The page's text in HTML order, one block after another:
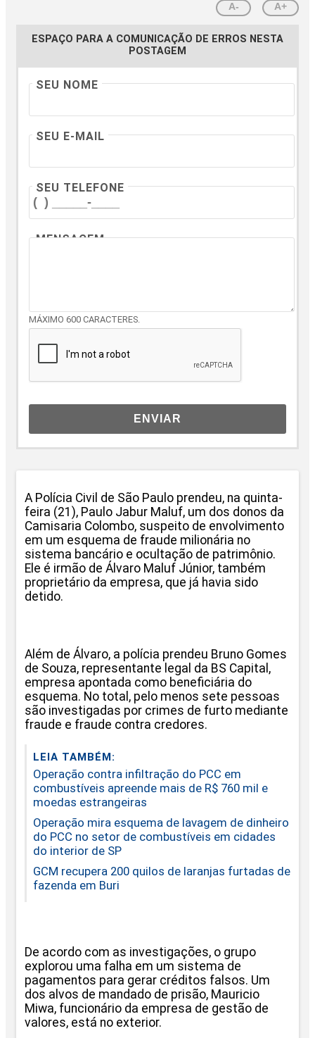
A- A+
ESPAÇO PARA A COMUNICAÇÃO DE ERROS NESTA
POSTAGEM
SEU NOME
SEU E-MAIL
SEU TELEFONE
MENSAGEM
MÁXIMO 600 CARACTERES.
ENVIAR
A Polícia Civil de São Paulo prendeu, na quinta-
feira (21), Paulo Jabur Maluf, um dos donos da
Camisaria Colombo, suspeito de envolvimento
em um esquema de fraude milionária no
sistema bancário e ocultação de patrimônio.
Ele é irmão de Álvaro Maluf Júnior, também
proprietário da empresa, que já havia sido
detido.
Além de Álvaro, a polícia prendeu Bruno Gomes
de Souza, representante legal da BS Capital,
empresa apontada como beneficiária do
esquema. No total, pelo menos sete pessoas
são investigadas por crimes de furto mediante
fraude e fraude contra credores.
LEIA TAMBÉM:
Operação contra infiltração do PCC em
combustíveis apreende mais de R$ 760 mil e
moedas estrangeiras
Operação mira esquema de lavagem de dinheiro
do PCC no setor de combustíveis em cidades
do interior de SP
GCM recupera 200 quilos de laranjas furtadas de
fazenda em Buri
De acordo com as investigações, o grupo
explorou uma falha em um sistema de
pagamentos para gerar créditos falsos. Um
dos alvos de mandado de prisão, Mauricio
Miwa, funcionário da empresa de gestão de
valores, está no exterior.